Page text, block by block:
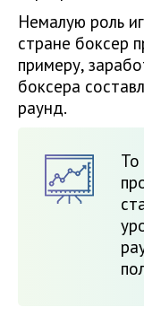
Немалую роль
стране боксер
примеру,
боксера
раунд.
То